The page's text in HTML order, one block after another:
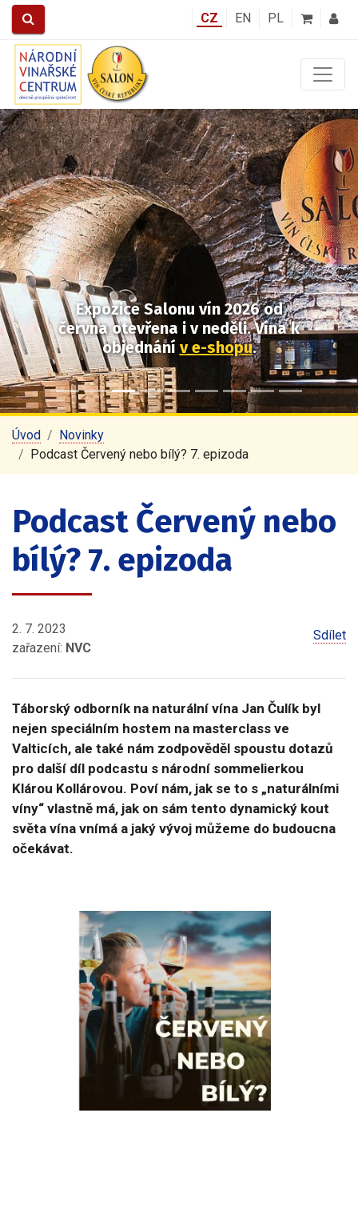
CZ EN PL
Expozice Salonu vín 2026od
června otevřena i v neděli.Vína k
objednání v e-shopu.
Předchozí Další
Úvod
Novinky
Podcast Červený nebo bílý? 7. epizoda
Podcast Červený nebo
bílý? 7. epizoda
2. 7. 2023
zařazení: NVC
Sdílet
Táborský odborník na naturální vína Jan Čulík byl
nejen speciálním hostem na masterclass ve
Valticích, ale také nám zodpověděl spoustu dotazů
pro další díl podcastu s národní sommelierkou
Klárou Kollárovou. Poví nám, jak se to s „naturálními
víny“ vlastně má, jak on sám tento dynamický kout
světa vína vnímá a jaký vývoj můžeme do budoucna
očekávat.